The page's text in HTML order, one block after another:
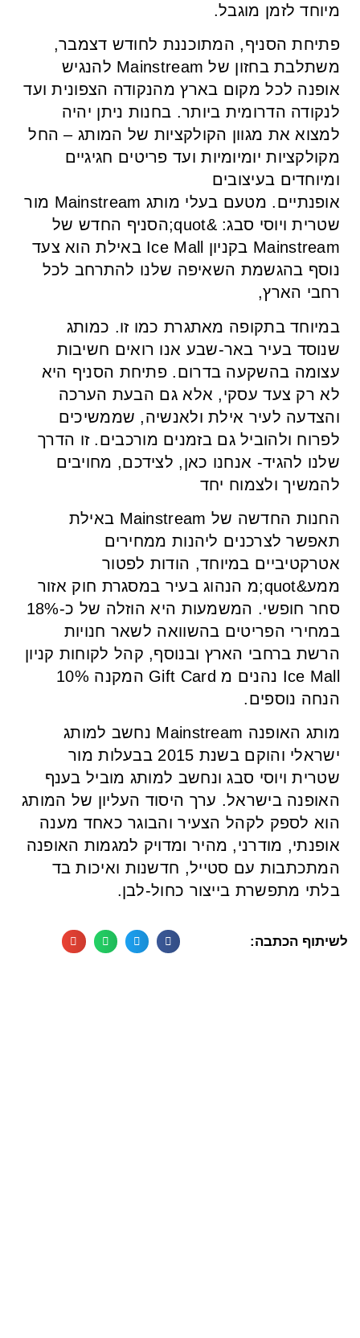
מיוחד לזמן מוגבל.
פתיחת הסניף, המתוכננת לחודש דצמבר,
משתלבת בחזון של Mainstream להנגיש
אופנה לכל מקום בארץ מהנקודה הצפונית ועד
לנקודה הדרומית ביותר. בחנות ניתן יהיה
למצוא את מגוון הקולקציות של המותג – החל
מקולקציות יומיומיות ועד פריטים חגיגיים
ומיוחדים בעיצובים
אופנתיים. מטעם בעלי מותג Mainstream מור
שטרית ויוסי סבג: &quot;הסניף החדש של
Mainstream בקניון Ice Mall באילת הוא צעד
נוסף בהגשמת השאיפה שלנו להתרחב לכל
רחבי הארץ,
במיוחד בתקופה מאתגרת כמו זו. כמותג
שנוסד בעיר באר-שבע אנו רואים חשיבות
עצומה בהשקעה בדרום. פתיחת הסניף היא
לא רק צעד עסקי, אלא גם הבעת הערכה
והצדעה לעיר אילת ולאנשיה, שממשיכים
לפרוח ולהוביל גם בזמנים מורכבים. זו הדרך
שלנו להגיד- אנחנו כאן, לצידכם, מחויבים
להמשיך ולצמוח יחד
החנות החדשה של Mainstream באילת
תאפשר לצרכנים ליהנות ממחירים
אטרקטיביים במיוחד, הודות לפטור
ממע&quot;מ הנהוג בעיר במסגרת חוק אזור
סחר חופשי. המשמעות היא הוזלה של כ-18%
במחירי הפריטים בהשוואה לשאר חנויות
הרשת ברחבי הארץ ובנוסף, קהל לקוחות קניון
Ice Mall נהנים מ Gift Card המקנה 10%
הנחה נוספים.
מותג האופנה Mainstream נחשב למותג
ישראלי והוקם בשנת 2015 בבעלות מור
שטרית ויוסי סבג ונחשב למותג מוביל בענף
האופנה בישראל. ערך היסוד העליון של המותג
הוא לספק לקהל הצעיר והבוגר כאחד מענה
אופנתי, מודרני, מהיר ומדויק למגמות האופנה
המתכתבות עם סטייל, חדשנות ואיכות בד
בלתי מתפשרת בייצור כחול-לבן.
לשיתוף הכתבה: